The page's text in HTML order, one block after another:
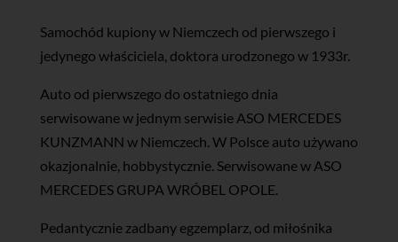
Samochód kupiony w Niemczech od pierwszego i
jedynego właściciela, doktora urodzonego w 1933r.
Auto od pierwszego do ostatniego dnia
serwisowane w jednym serwisie ASO MERCEDES
KUNZMANN w Niemczech. W Polsce auto używano
okazjonalnie, hobbystycznie. Serwisowane w ASO
MERCEDES GRUPA WRÓBEL OPOLE.
Pedantycznie zadbany egzemplarz, od miłośnika